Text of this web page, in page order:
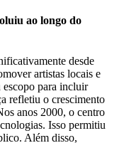
ao longo do
desde
artistas locais e
escopo para incluir
refletiu o crescimento
anos 2000, o centro
Isso permitiu
Além disso,